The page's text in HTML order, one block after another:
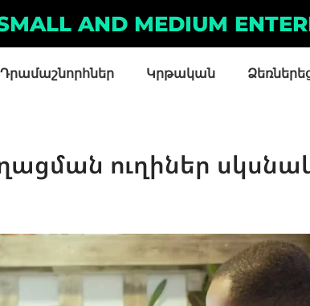
AND MEDIUM
Դրամաշնորհներ Կրթական
ուղիներ